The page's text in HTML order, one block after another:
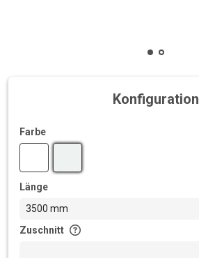
Konfiguration
Farbe
Länge
3500 mm
Zuschnitt